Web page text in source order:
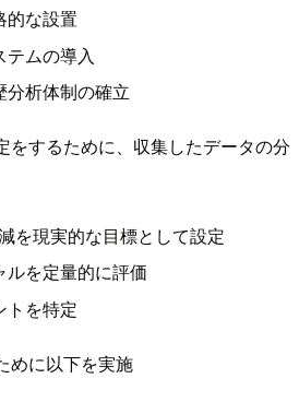
的な設置
テムの導入
分析体制の確立
をするために、収集したデータの分
を現実的な目標として設定
を定量的に評価
トを特定
めに以下を実施